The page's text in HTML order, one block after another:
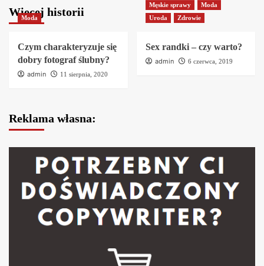
Więcej historii
Moda
Czym charakteryzuje się
dobry fotograf ślubny?
admin 11 sierpnia, 2020
Męskie sprawy
Moda
Uroda
Zdrowie
Sex randki – czy warto?
admin 6 czerwca, 2019
Reklama własna: